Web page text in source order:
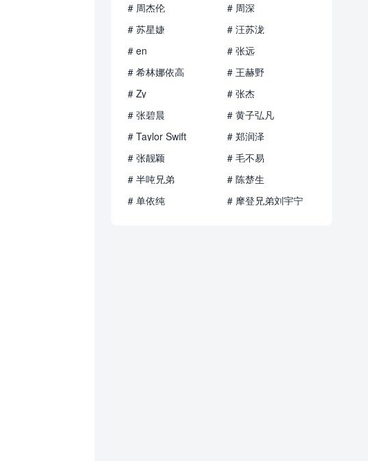
# 周杰伦
# 周深
# 苏星婕
# 汪苏泷
# en
# 张远
# 希林娜依高
# 王赫野
# Zy
# 张杰
# 张碧晨
# 黄子弘凡
# Taylor Swift
# 郑润泽
# 张靓颖
# 毛不易
# 半吨兄弟
# 陈楚生
# 单依纯
# 摩登兄弟刘宇宁